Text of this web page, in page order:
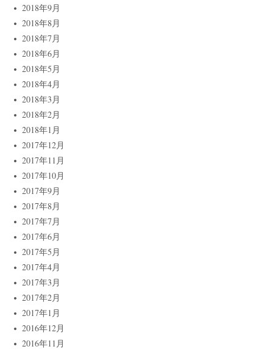
2018年9月
2018年8月
2018年7月
2018年6月
2018年5月
2018年4月
2018年3月
2018年2月
2018年1月
2017年12月
2017年11月
2017年10月
2017年9月
2017年8月
2017年7月
2017年6月
2017年5月
2017年4月
2017年3月
2017年2月
2017年1月
2016年12月
2016年11月